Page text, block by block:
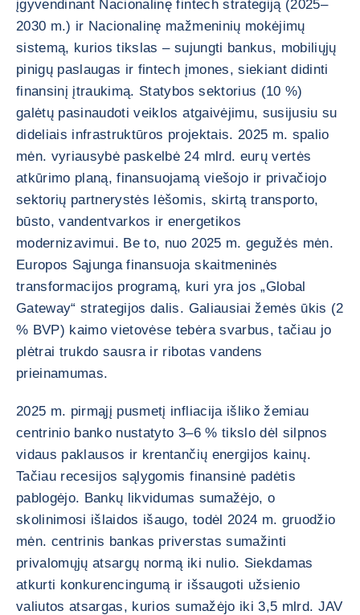
įgyvendinant Nacionalinę fintech strategiją (2025–
2030 m.) ir Nacionalinę mažmeninių mokėjimų
sistemą, kurios tikslas – sujungti bankus, mobiliųjų
pinigų paslaugas ir fintech įmones, siekiant didinti
finansinį įtraukimą. Statybos sektorius (10 %)
galėtų pasinaudoti veiklos atgaivėjimu, susijusiu su
dideliais infrastruktūros projektais. 2025 m. spalio
mėn. vyriausybė paskelbė 24 mlrd. eurų vertės
atkūrimo planą, finansuojamą viešojo ir privačiojo
sektorių partnerystės lėšomis, skirtą transporto,
būsto, vandentvarkos ir energetikos
modernizavimui. Be to, nuo 2025 m. gegužės mėn.
Europos Sąjunga finansuoja skaitmeninės
transformacijos programą, kuri yra jos „Global
Gateway“ strategijos dalis. Galiausiai žemės ūkis (2
% BVP) kaimo vietovėse tebėra svarbus, tačiau jo
plėtrai trukdo sausra ir ribotas vandens
prieinamumas.
2025 m. pirmąjį pusmetį infliacija išliko žemiau
centrinio banko nustatyto 3–6 % tikslo dėl silpnos
vidaus paklausos ir krentančių energijos kainų.
Tačiau recesijos sąlygomis finansinė padėtis
pablogėjo. Bankų likvidumas sumažėjo, o
skolinimosi išlaidos išaugo, todėl 2024 m. gruodžio
mėn. centrinis bankas priverstas sumažinti
privalomųjų atsargų normą iki nulio. Siekdamas
atkurti konkurencingumą ir išsaugoti užsienio
valiutos atsargas, kurios sumažėjo iki 3,5 mlrd. JAV